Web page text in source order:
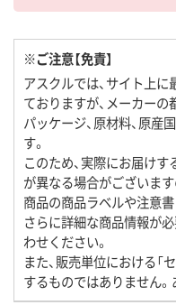
※ご注意【免責】
アスクルでは、サイト上
ておりますが、メーカーの
パッケージ、原材料、原産
す。
このため、実際にお届け
が異なる場合がございま
商品の商品ラベルや注意
さらに詳細な商品情報が
わせください。
また、販売単位における「
するものではありません